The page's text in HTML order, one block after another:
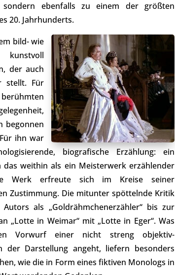
sondern ebenfalls zu einem der größten
20. Jahrhunderts.
bild- wie
der auch
stellt. Für
begonnen
ihn war
biografische Erzählung: ein
das weithin als ein Meisterwerk erzählender
Werk erfreute sich im Kreise seiner
Zustimmung. Die mitunter spöttelnde Kritik
als „Goldrähmchenerzähler“ bis zur
„Lotte in Weimar“ mit „Lotte in Eger“. Was
Vorwurf einer nicht streng objektiv-
der Darstellung angeht, liefern besonders
wie die in Form eines fiktiven Monologs in